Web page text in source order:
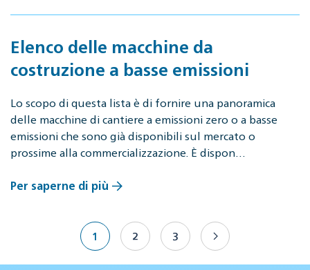
Elenco delle macchine da
costruzione a basse emissioni
Lo scopo di questa lista è di fornire una panoramica
delle macchine di cantiere a emissioni zero o a basse
emissioni che sono già disponibili sul mercato o
prossime alla commercializzazione. È dispon…
Per saperne di più
1 2 3